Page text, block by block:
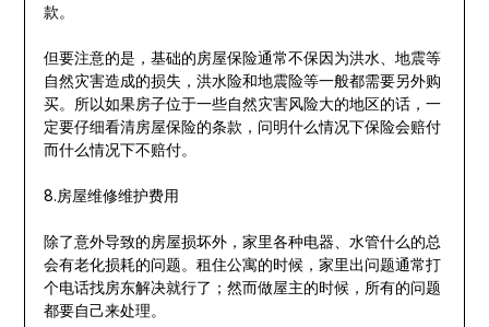
款。
但要注意的是，基础的房屋保险通常不保因为洪水、地震等
自然灾害造成的损失，洪水险和地震险等一般都需要另外购
买。所以如果房子位于一些自然灾害风险大的地区的话，一
定要仔细看清房屋保险的条款，问明什么情况下保险会赔付
而什么情况下不赔付。
8.房屋维修维护费用
除了意外导致的房屋损坏外，家里各种电器、水管什么的总
会有老化损耗的问题。租住公寓的时候，家里出问题通常打
个电话找房东解决就行了；然而做屋主的时候，所有的问题
都要自己来处理。